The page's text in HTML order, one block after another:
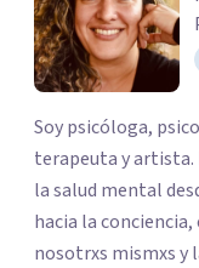
Soy psicóloga,
terapeuta y artista. En mi práctica profesional, visualizo
la salud mental
hacia la
nosotrxs mismxs y